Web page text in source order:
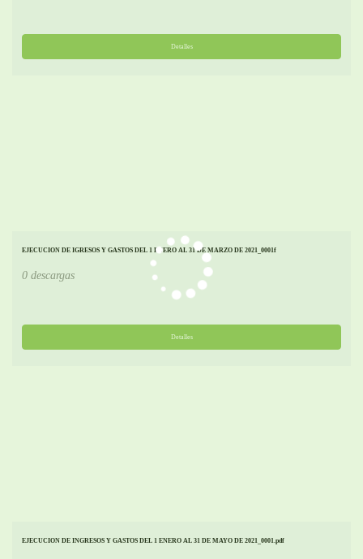
Detalles
EJECUCION DE IGRESOS Y GASTOS DEL 1 ENERO AL 31 DE MARZO DE 2021_0001f
0 descargas
Detalles
EJECUCION DE INGRESOS Y GASTOS DEL 1 ENERO AL 31 DE MAYO DE 2021_0001.pdf